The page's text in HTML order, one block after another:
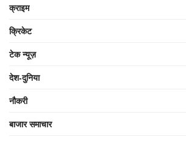
क्राइम
क्रिकेट
टेक न्यूज़
देश-दुनिया
नौकरी
बाजार समाचार